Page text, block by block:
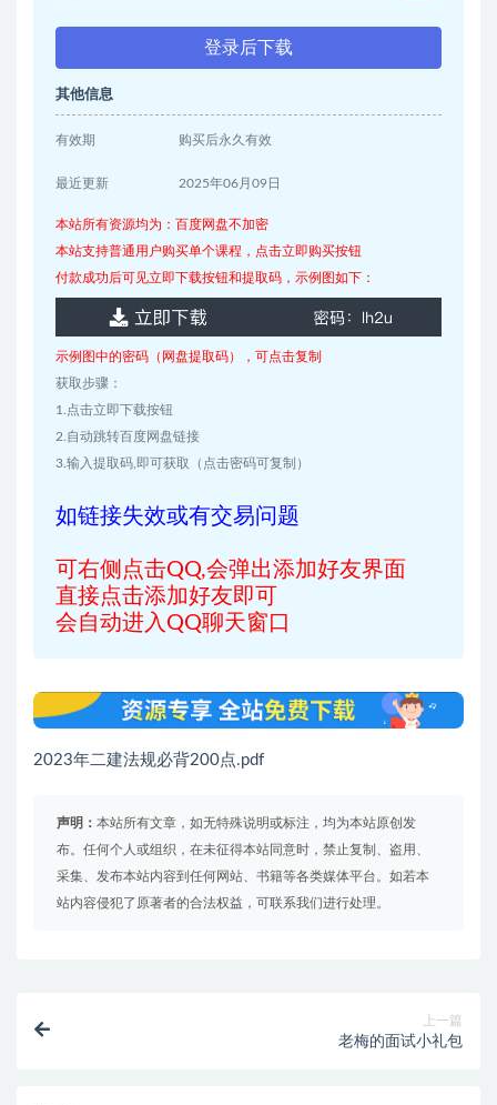
登录后下载
其他信息
有效期 购买后永久有效
最近更新 2025年06月09日
本站所有资源均为：百度网盘不加密
本站支持普通用户购买单个课程，点击立即购买按钮
付款成功后可见立即下载按钮和提取码，示例图如下：
示例图中的密码（网盘提取码），可点击复制
获取步骤：
1.点击立即下载按钮
2.自动跳转百度网盘链接
3.输入提取码,即可获取（点击密码可复制）
如链接失效或有交易问题
可右侧点击QQ,会弹出添加好友界面
直接点击添加好友即可
会自动进入QQ聊天窗口
2023年二建法规必背200点.pdf
声明： 本站所有文章，如无特殊说明或标注，均为本站原创发
布。任何个人或组织，在未征得本站同意时，禁止复制、盗用、
采集、发布本站内容到任何网站、书籍等各类媒体平台。如若本
站内容侵犯了原著者的合法权益，可联系我们进行处理。
上一篇
老梅的面试小礼包